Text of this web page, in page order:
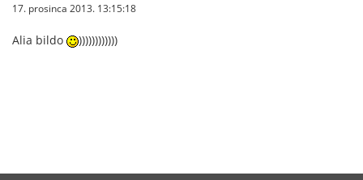
17. prosinca 2013. 13:15:18
Alia bildo ))))))))))))